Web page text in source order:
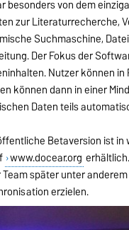
besonders von dem
zur Literaturrecherche,
Suchmaschine,
Der Fokus der
Nutzer können
können dann in einer
Daten teils
Betaversion ist
www.docear.org
später unter
erzielen.